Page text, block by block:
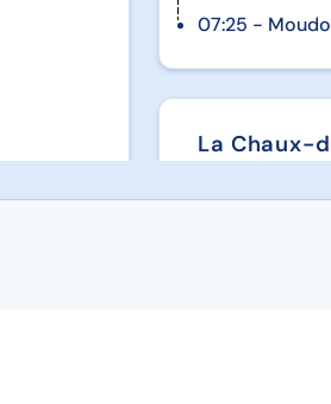
07:25 -
La Chaux-